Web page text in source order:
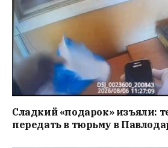
Сладкий «подарок» изъяли:
передать в тюрьму в